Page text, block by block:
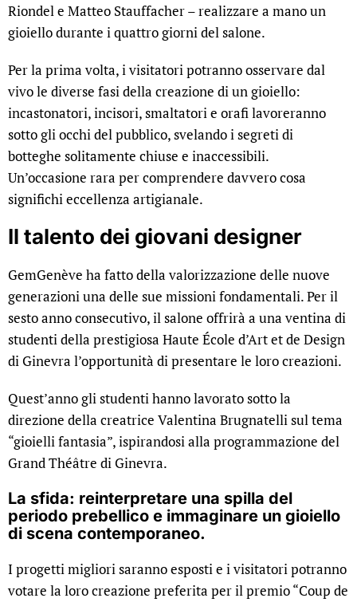
Riondel e Matteo Stauffacher – realizzare a mano un
gioiello durante i quattro giorni del salone.
Per la prima volta, i visitatori potranno osservare dal
vivo le diverse fasi della creazione di un gioiello:
incastonatori, incisori, smaltatori e orafi lavoreranno
sotto gli occhi del pubblico, svelando i segreti di
botteghe solitamente chiuse e inaccessibili.
Un’occasione rara per comprendere davvero cosa
significhi eccellenza artigianale.
Il talento dei giovani designer
GemGenève ha fatto della valorizzazione delle nuove
generazioni una delle sue missioni fondamentali. Per il
sesto anno consecutivo, il salone offrirà a una ventina di
studenti della prestigiosa Haute École d’Art et de Design
di Ginevra l’opportunità di presentare le loro creazioni.
Quest’anno gli studenti hanno lavorato sotto la
direzione della creatrice Valentina Brugnatelli sul tema
“gioielli fantasia”, ispirandosi alla programmazione del
Grand Théâtre di Ginevra.
La sfida: reinterpretare una spilla del
periodo prebellico e immaginare un gioiello
di scena contemporaneo.
I progetti migliori saranno esposti e i visitatori potranno
votare la loro creazione preferita per il premio “Coup de